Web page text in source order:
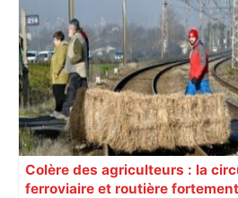
Colère des agriculteurs : la
ferroviaire et routière fortement